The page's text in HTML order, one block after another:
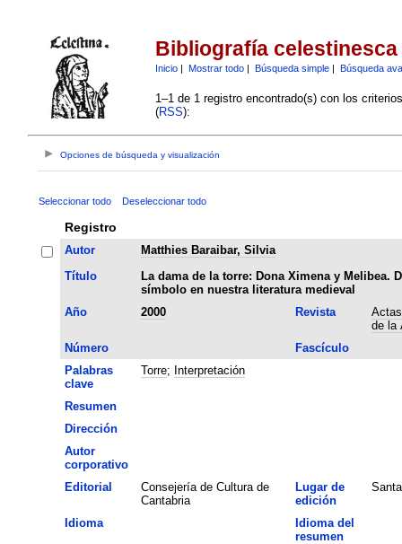
Bibliografía celestinesca
Inicio| Mostrar todo| Búsqueda simple| Búsqueda
1–1 de 1 registro encontrado(s) con los
(RSS):
Opciones de búsqueda y visualización
Seleccionar todo Deseleccionar todo
Registro
Autor
Matthies Baraibar, Silvia
Título
La dama de la torre: Dona Ximena y Melibea.
símbolo en nuestra literatura medieval
Año
2000 Revista
de la
Número
Fascículo
Palabras
clave
Torre; Interpretación
Resumen
Dirección
Autor
corporativo
Editorial
Consejería de Cultura de
Cantabria
Lugar de
edición
Idioma
Idioma del
resumen